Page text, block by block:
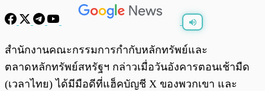
สำนักงานคณะกรรมการกำกับหลักทรัพย์และ
ตลาดหลักทรัพย์สหรัฐฯ กล่าวเมื่อวันอังคารตอนเช้ามืด
(เวลาไทย) ได้มีมือดีที่แฮ็คบัญชี X ของพวกเขา และ